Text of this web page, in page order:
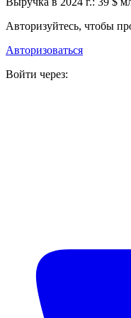
Авторизуйтесь, чтобы
Авторизоваться
Войти через: